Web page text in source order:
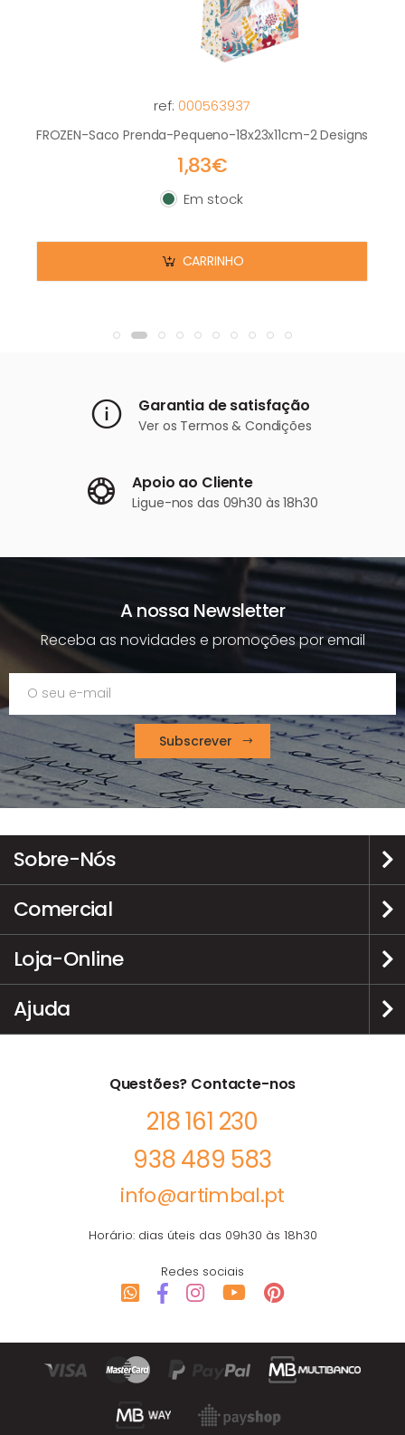
ref: 000563937
FROZEN-Saco Prenda-Pequeno-18x23x11cm-2 Designs
1,83€
Em stock
Em stock
CARRINHO
Garantia de satisfação
Ver os Termos & Condições
Apoio ao Cliente
Ligue-nos das 09h30 às 18h30
A nossa Newsletter
Receba as novidades e promoções por email
Subscrever
Sobre-Nós
Comercial
Loja-Online
Ajuda
Questões? Contacte-nos
218 161 230
938 489 583
info@artimbal.pt
Horário: dias úteis das 09h30 às 18h30
Redes sociais